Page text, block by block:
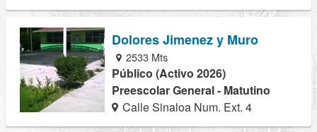
Dolores Jimenez y Muro
2533 Mts
Público (Activo 2026)
Preescolar General - Matutino
Calle Sinaloa Num. Ext. 4